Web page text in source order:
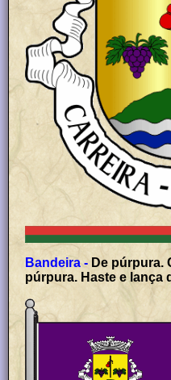
Bandeira -
púrpura. Haste e lança